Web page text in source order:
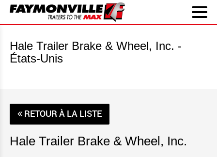
Hale Trailer Brake & Wheel, Inc. -
États-Unis
RETOUR À LA LISTE
Hale Trailer Brake & Wheel, Inc.